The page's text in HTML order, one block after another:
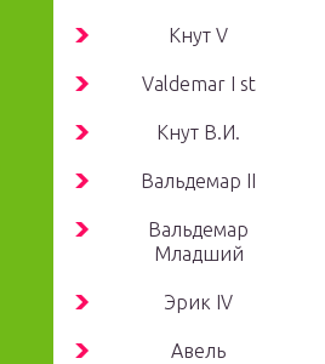
Кнут V
Valdemar I st
Кнут В.И.
Вальдемар II
Вальдемар
Младший
Эрик IV
Авель